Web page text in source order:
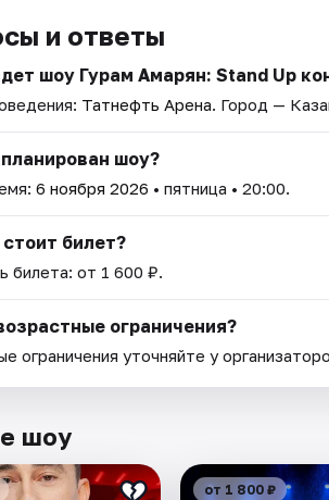
и ответы
шоу Гурам Амарян: Stand Up
Татнефть Арена. Город —
шоу?
6 ноября 2026 • пятница • 20:00.
билет?
билета: от 1 600 ₽.
ограничения?
ограничения уточняйте у
шоу
от 1 800 ₽